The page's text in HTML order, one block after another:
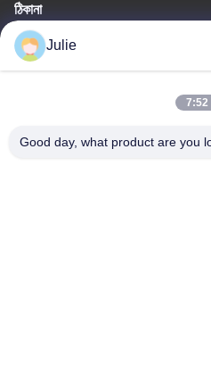
ঠিকানা
No.1107 ট্রায়ামফ বিল্ডিং 6, ইয়ংটাই স্ট্রিট,
টেলিফোন
Julie
7:52
Good day, what product are you